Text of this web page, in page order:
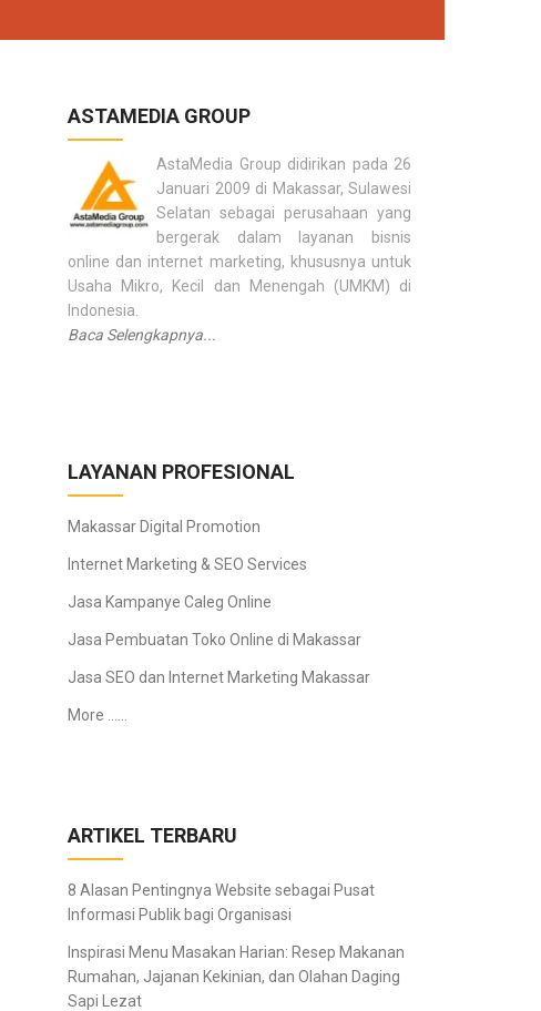
ASTAMEDIA GROUP
AstaMedia Group didirikan pada 26
Januari 2009 di Makassar, Sulawesi
Selatan sebagai perusahaan yang
bergerak dalam layanan bisnis
online dan internet marketing, khususnya untuk
Usaha Mikro, Kecil dan Menengah (UMKM) di
Indonesia.
Baca Selengkapnya...
LAYANAN PROFESIONAL
Makassar Digital Promotion
Internet Marketing & SEO Services
Jasa Kampanye Caleg Online
Jasa Pembuatan Toko Online di Makassar
Jasa SEO dan Internet Marketing Makassar
More ……
ARTIKEL TERBARU
8 Alasan Pentingnya Website sebagai Pusat
Informasi Publik bagi Organisasi
Inspirasi Menu Masakan Harian: Resep Makanan
Rumahan, Jajanan Kekinian, dan Olahan Daging
Sapi Lezat